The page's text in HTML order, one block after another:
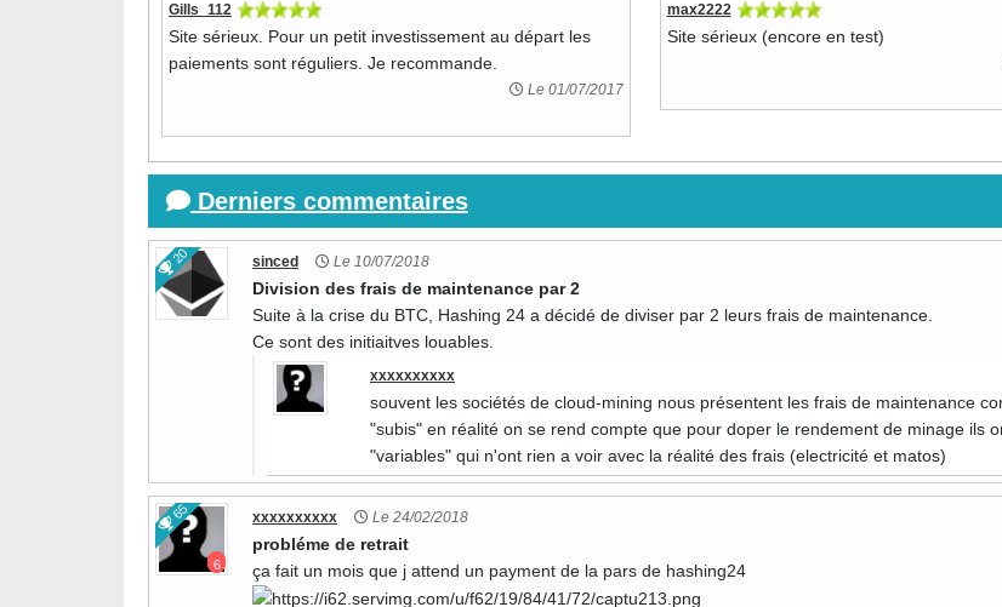
Gills_112
Site sérieux. Pour un petit investissement au départ les
paiements sont réguliers. Je recommande.
Le 01/07/2017
max2222
Site sérieux (encore en test)
Derniers commentaires
20 sinced Le 10/07/2018
Division des frais de maintenance par 2
Suite à la crise du BTC, Hashing 24 a décidé de diviser par 2 leurs frais de maintenance.
Ce sont des initiaitves louables.
xxxxxxxxxx
souvent les sociétés de cloud-mining nous présentent les frais de maintenance
"subis" en réalité on se rend compte que pour doper le rendement de minage ils
"variables" qui n'ont rien a voir avec la réalité des frais (electricité et matos)
65
6
xxxxxxxxxx Le 24/02/2018
probléme de retrait
ça fait un mois que j attend un payment de la pars de hashing24